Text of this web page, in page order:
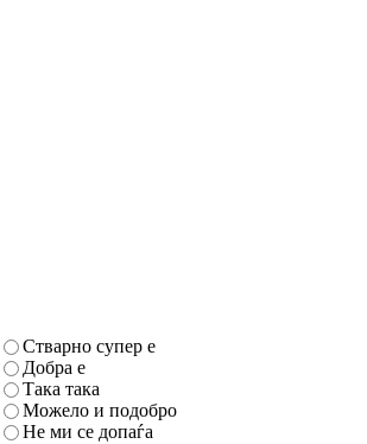
Стварно супер е
Добра е
Така така
Можело и подобро
Не ми се допаѓа